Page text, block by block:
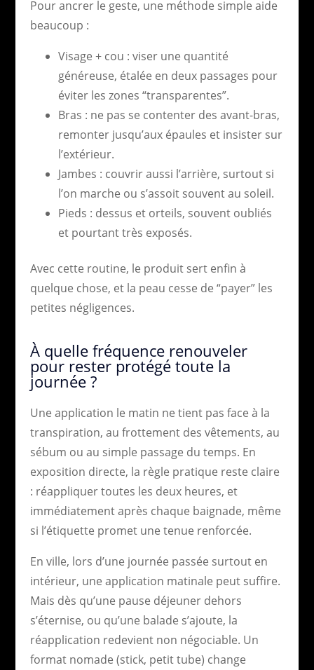
Pour ancrer le geste, une méthode simple aide
beaucoup :
Visage + cou : viser une quantité
généreuse, étalée en deux passages pour
éviter les zones “transparentes”.
Bras : ne pas se contenter des avant-bras,
remonter jusqu’aux épaules et insister sur
l’extérieur.
Jambes : couvrir aussi l’arrière, surtout si
l’on marche ou s’assoit souvent au soleil.
Pieds : dessus et orteils, souvent oubliés
et pourtant très exposés.
Avec cette routine, le produit sert enfin à
quelque chose, et la peau cesse de “payer” les
petites négligences.
À quelle fréquence renouveler
pour rester protégé toute la
journée ?
Une application le matin ne tient pas face à la
transpiration, au frottement des vêtements, au
sébum ou au simple passage du temps. En
exposition directe, la règle pratique reste claire
: réappliquer toutes les deux heures, et
immédiatement après chaque baignade, même
si l’étiquette promet une tenue renforcée.
En ville, lors d’une journée passée surtout en
intérieur, une application matinale peut suffire.
Mais dès qu’une pause déjeuner dehors
s’éternise, ou qu’une balade s’ajoute, la
réapplication redevient non négociable. Un
format nomade (stick, petit tube) change